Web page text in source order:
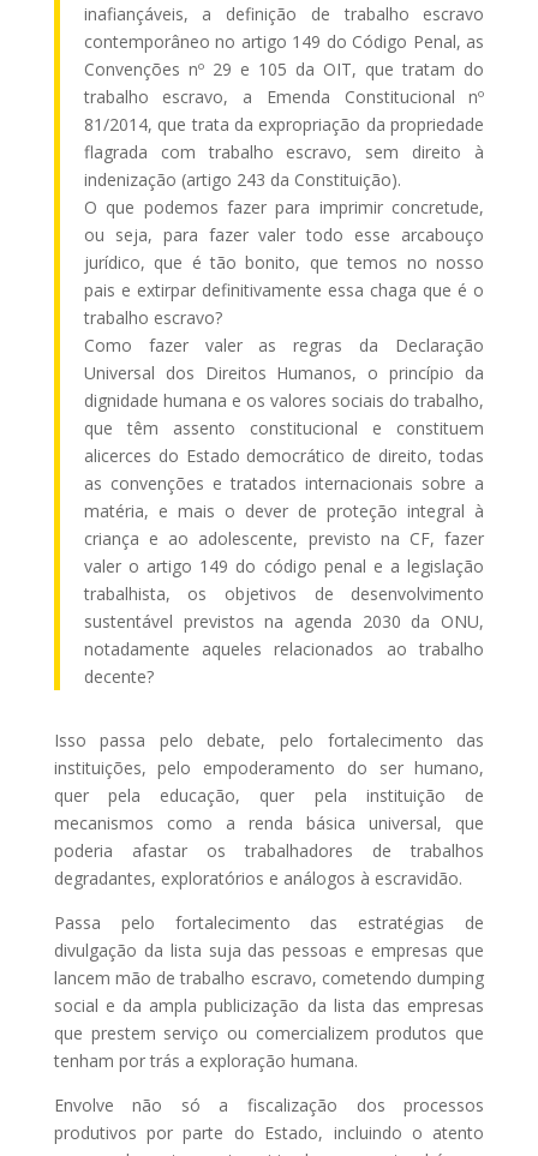
inafiançáveis, a definição de trabalho escravo
contemporâneo no artigo 149 do Código Penal, as
Convenções nº 29 e 105 da OIT, que tratam do
trabalho escravo, a Emenda Constitucional nº
81/2014, que trata da expropriação da propriedade
flagrada com trabalho escravo, sem direito à
indenização (artigo 243 da Constituição).
O que podemos fazer para imprimir concretude,
ou seja, para fazer valer todo esse arcabouço
jurídico, que é tão bonito, que temos no nosso
pais e extirpar definitivamente essa chaga que é o
trabalho escravo?
Como fazer valer as regras da Declaração
Universal dos Direitos Humanos, o princípio da
dignidade humana e os valores sociais do trabalho,
que têm assento constitucional e constituem
alicerces do Estado democrático de direito, todas
as convenções e tratados internacionais sobre a
matéria, e mais o dever de proteção integral à
criança e ao adolescente, previsto na CF, fazer
valer o artigo 149 do código penal e a legislação
trabalhista, os objetivos de desenvolvimento
sustentável previstos na agenda 2030 da ONU,
notadamente aqueles relacionados ao trabalho
decente?
Isso passa pelo debate, pelo fortalecimento das
instituições, pelo empoderamento do ser humano,
quer pela educação, quer pela instituição de
mecanismos como a renda básica universal, que
poderia afastar os trabalhadores de trabalhos
degradantes, exploratórios e análogos à escravidão.
Passa pelo fortalecimento das estratégias de
divulgação da lista suja das pessoas e empresas que
lancem mão de trabalho escravo, cometendo dumping
social e da ampla publicização da lista das empresas
que prestem serviço ou comercializem produtos que
tenham por trás a exploração humana.
Envolve não só a fiscalização dos processos
produtivos por parte do Estado, incluindo o atento